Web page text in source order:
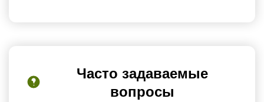
Часто задаваемые
вопросы